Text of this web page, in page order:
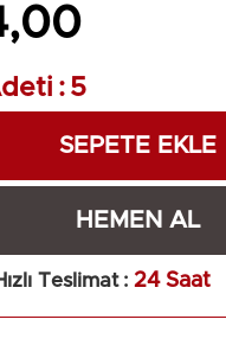
: 5
Teslimat : 24 Saat